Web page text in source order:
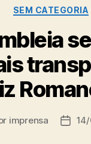
SEM CATEGORIA
imprensa
Data